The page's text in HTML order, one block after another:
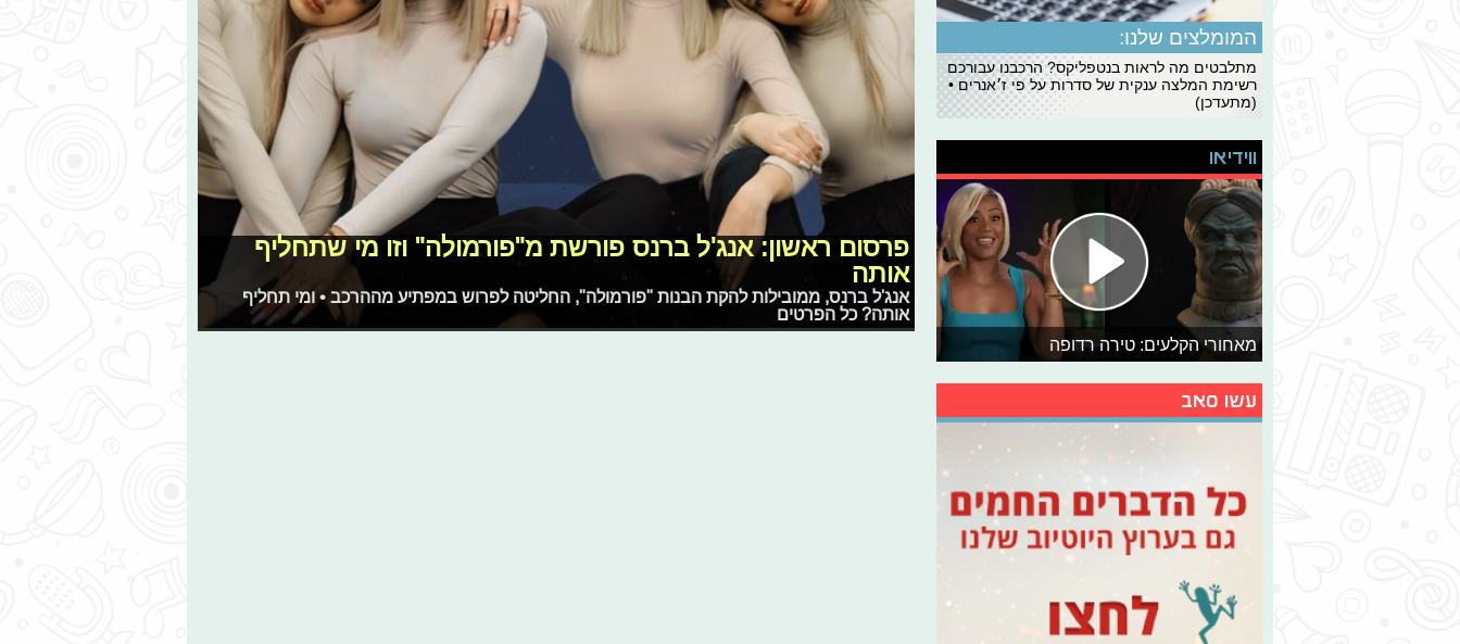
פרסום ראשון: אנג'ל ברנס פורשת מ"פורמולה" וזו מי שתחליף
אותה
אנג'ל ברנס, ממובילות להקת הבנות "פורמולה", החליטה לפרוש במפתיע מההרכב • ומי תחליף
אותה? כל הפרטים
המומלצים שלנו:
מתלבטים מה לראות בנטפליקס? הרכבנו עבורכם
רשימת המלצה ענקית של סדרות על פי ז׳אנרים •
(מתעדכן)
ווידיאו
מאחורי הקלעים: טירה רדופה
עשו סאב